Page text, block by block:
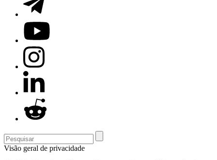
Visão geral de privacidade